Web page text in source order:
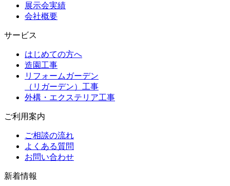
展示会実績
会社概要
サービス
はじめての方へ
造園工事
リフォームガーデン
（リガーデン）工事
外構・エクステリア工事
ご利用案内
ご相談の流れ
よくある質問
お問い合わせ
新着情報